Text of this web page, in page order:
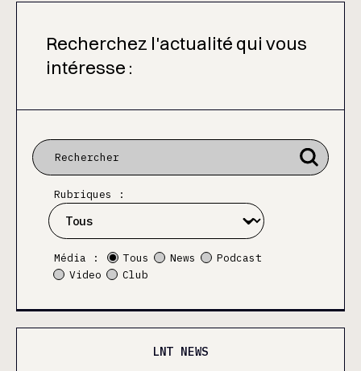
Recherchez l'actualité qui vous
intéresse :
Rubriques :
Média : Tous News
Podcast
Video
Club
LNT NEWS